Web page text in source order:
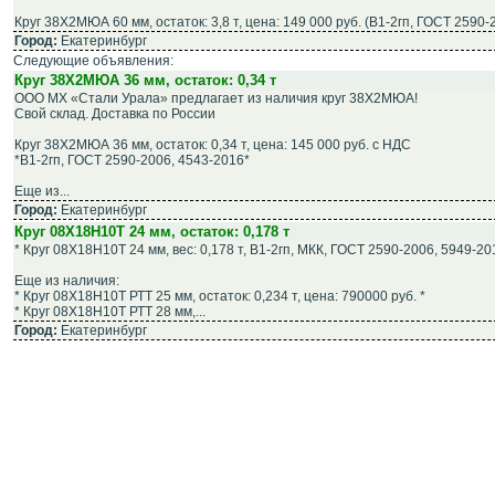
Круг 38Х2МЮА 60 мм, остаток: 3,8 т, цена: 149 000 руб. (В1-2гп, ГОСТ
Город: Екатеринбург
Следующие объявления:
Круг 38Х2МЮА 36 мм, остаток: 0,34 т
ООО МХ «Стали Урала» предлагает из наличия круг 38Х2МЮА!
Свой склад. Доставка по России
Круг 38Х2МЮА 36 мм, остаток: 0,34 т, цена: 145 000 руб. с НДС
*В1-2гп, ГОСТ 2590-2006, 4543-2016*
Еще из...
Город: Екатеринбург
Круг 08Х18Н10Т 24 мм, остаток: 0,178 т
* Круг 08Х18Н10Т 24 мм, вес: 0,178 т, В1-2гп, МКК, ГОСТ 2590-2006, 5949-
Еще из наличия:
* Круг 08Х18Н10Т РТТ 25 мм, остаток: 0,234 т, цена: 790000 руб. *
* Круг 08Х18Н10Т РТТ 28 мм,...
Город: Екатеринбург